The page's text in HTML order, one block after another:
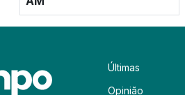
Últimas
Opinião